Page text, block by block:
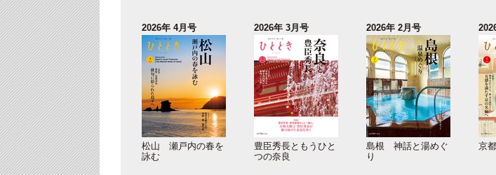
2026年 4月号
松山 瀬戸内の春を
詠む
2026年 3月号
豊臣秀長ともうひと
つの奈良
2026年 2月号
島根 神話と湯めぐ
り
京